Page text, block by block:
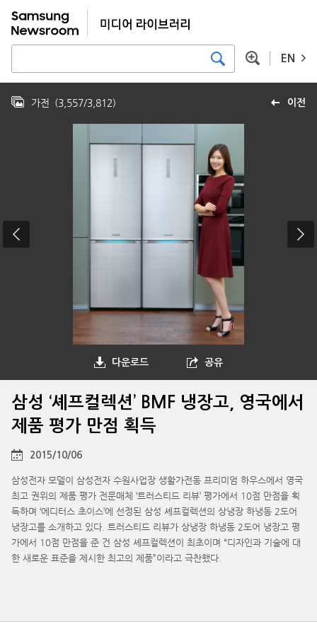
EN
이전
가전 (3,557/3,812)
다운로드 공유
삼성 ‘셰프컬렉션’ BMF 냉장고, 영국에서
제품 평가 만점 획득
2015/10/06
삼성전자 모델이 삼성전자 수원사업장 생활가전동 프리미엄 하우스에서 영국
최고 권위의 제품 평가 전문매체 ‘트러스티드 리뷰’ 평가에서 10점 만점을 획
득하며 ‘에디터스 초이스’에 선정된 삼성 셰프컬렉션의 상냉장 하냉동 2도어
냉장고를 소개하고 있다. 트러스티드 리뷰가 상냉장 하냉동 2도어 냉장고 평
가에서 10점 만점을 준 건 삼성 셰프컬렉션이 최초이며 “디자인과 기술에 대
한 새로운 표준을 제시한 최고의 제품”이라고 극찬했다.